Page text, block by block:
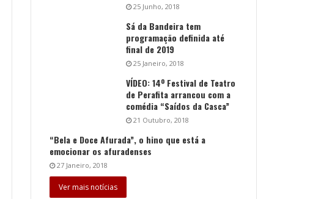
25 Junho, 2018
Sá da Bandeira tem
programação definida até
final de 2019
25 Janeiro, 2018
VÍDEO: 14º Festival de Teatro
de Perafita arrancou com a
comédia “Saídos da Casca”
21 Outubro, 2018
“Bela e Doce Afurada”, o hino que está a
emocionar os afuradenses
27 Janeiro, 2018
Ver mais notícias